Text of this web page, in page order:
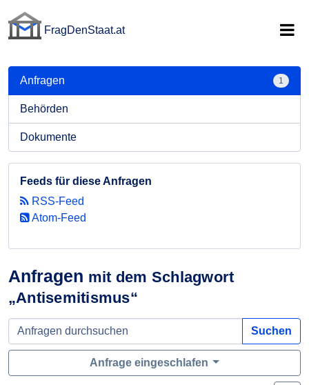
FragDenStaat.at
Anfragen mit dem Schlagwort
„Antisemitismus“
Suchen
Anfrage eingeschlafen
Anfragen 1
Behörden
Dokumente
Feeds für diese Anfragen
RSS-Feed
Atom-Feed